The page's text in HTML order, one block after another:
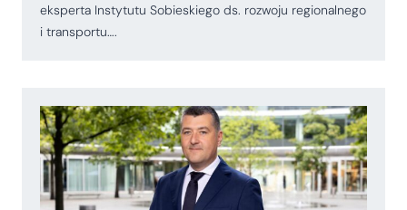
eksperta Instytutu Sobieskiego ds. rozwoju regionalnego
i transportu….